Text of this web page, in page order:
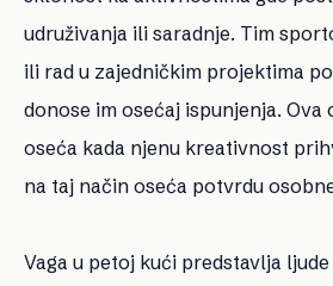
udruživanja ili saradnje. Tim
ili rad u zajedničkim projektima
donose im osećaj ispunjenja. Ova
oseća kada njenu kreativnost
na taj način oseća potvrdu
Vaga u petoj kući predstavlja